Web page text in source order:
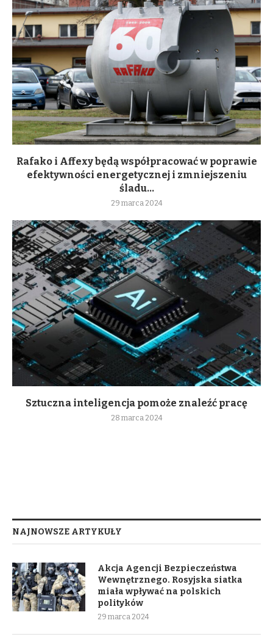
Rafako i Affexy będą współpracować w poprawie
efektywności energetycznej i zmniejszeniu
śladu...
29 marca 2024
Sztuczna inteligencja pomoże znaleźć pracę
28 marca 2024
NAJNOWSZE ARTYKUŁY
Akcja Agencji Bezpieczeństwa
Wewnętrznego. Rosyjska siatka
miała wpływać na polskich
polityków
29 marca 2024